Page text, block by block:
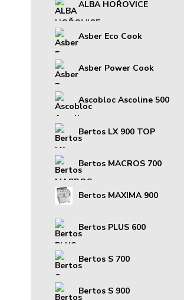
ALBA HOŘOVICE
Asber Eco Cook
Asber Power Cook
Ascobloc Ascoline 500
Bertos LX 900 TOP
Bertos MACROS 700
Bertos MAXIMA 900
Bertos PLUS 600
Bertos S 700
Bertos S 900